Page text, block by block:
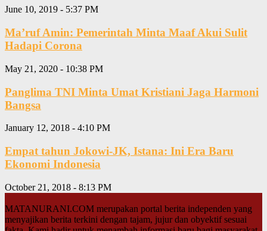
June 10, 2019 - 5:37 PM
Ma’ruf Amin: Pemerintah Minta Maaf Akui Sulit
Hadapi Corona
May 21, 2020 - 10:38 PM
Panglima TNI Minta Umat Kristiani Jaga Harmoni
Bangsa
January 12, 2018 - 4:10 PM
Empat tahun Jokowi-JK, Istana: Ini Era Baru
Ekonomi Indonesia
October 21, 2018 - 8:13 PM
MATANURANI.COM merupakan portal berita independen yang
menyajikan berita terkini dengan tajam, jujur dan obyektif sesuai